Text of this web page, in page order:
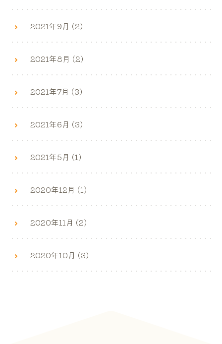
2021年9月 (2)
2021年8月 (2)
2021年7月 (3)
2021年6月 (3)
2021年5月 (1)
2020年12月 (1)
2020年11月 (2)
2020年10月 (3)